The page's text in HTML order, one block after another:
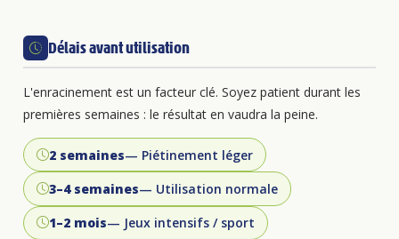
Délais avant utilisation
L'enracinement est un facteur clé. Soyez patient durant les
premières semaines : le résultat en vaudra la peine.
2 semaines— Piétinement léger
3–4 semaines— Utilisation normale
1–2 mois— Jeux intensifs / sport